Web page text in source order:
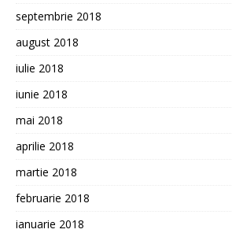
septembrie 2018
august 2018
iulie 2018
iunie 2018
mai 2018
aprilie 2018
martie 2018
februarie 2018
ianuarie 2018